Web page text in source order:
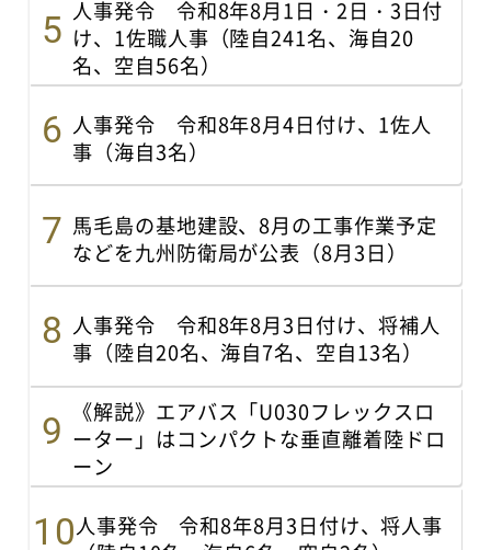
人事発令 令和8年8月1日・2日・3日付
け、1佐職人事（陸自241名、海自20
名、空自56名）
人事発令 令和8年8月4日付け、1佐人
事（海自3名）
馬毛島の基地建設、8月の工事作業予定
などを九州防衛局が公表（8月3日）
人事発令 令和8年8月3日付け、将補人
事（陸自20名、海自7名、空自13名）
《解説》エアバス「U030フレックスロ
ーター」はコンパクトな垂直離着陸ドロ
ーン
人事発令 令和8年8月3日付け、将人事